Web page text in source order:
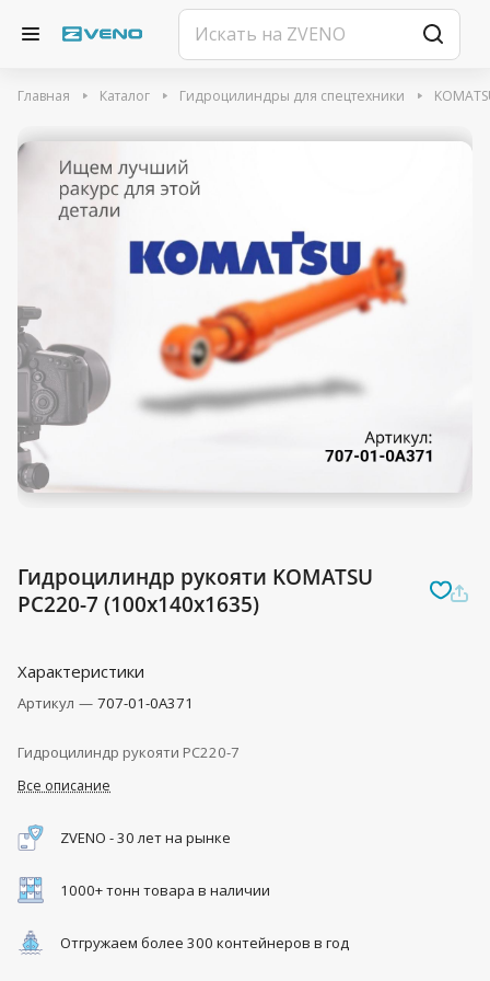
Главная Каталог Гидроцилиндры для спецтехники
Гидроцилиндр рукояти KOMATSU
PC220-7 (100x140x1635)
Характеристики
Артикул — 707-01-0A371
Гидроцилиндр рукояти PC220-7
Все описание
ZVENO - 30 лет на рынке
1000+ тонн товара в наличии
Отгружаем более 300 контейнеров в год